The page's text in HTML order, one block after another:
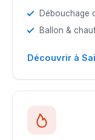
Débouchage
Ballon &
Découvrir à